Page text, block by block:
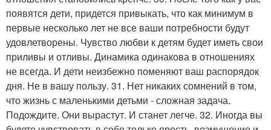
появятся дети, придется привыкать, что как минимум в
первые несколько лет не все ваши потребности будут
удовлетворены. Чувство любви к детям будет иметь свои
приливы и отливы. Динамика одинакова в отношениях
не всегда. И дети неизбежно поменяют ваш распорядок
дня. Не в вашу пользу. 31. Нет никаких сомнений в том,
что жизнь с маленькими детьми - сложная задача.
Подождите. Они вырастут. И станет легче. 32. Иногда вы